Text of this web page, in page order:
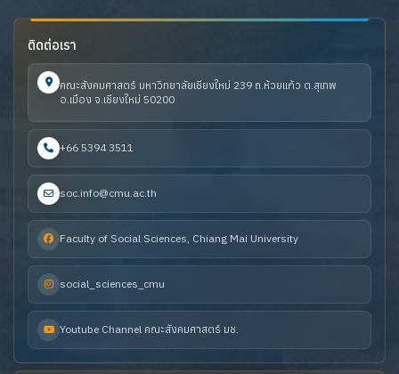
ติดต่อเรา
คณะสังคมศาสตร์ มหาวิทยาลัยเชียงใหม่ 239 ถ.ห้วยแก้ว ต.สุเทพ
อ.เมือง จ.เชียงใหม่ 50200
+66 5394 3511
soc.info@cmu.ac.th
Faculty of Social Sciences, Chiang Mai University
social_sciences_cmu
Youtube Channel คณะสังคมศาสตร์ มช.